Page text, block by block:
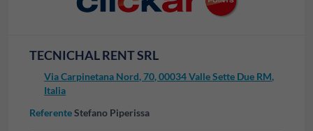
TECNICHAL RENT SRL
Via Carpinetana Nord, 70, 00034 Valle Sette Due RM,
Italia
ReferenteStefano Piperissa